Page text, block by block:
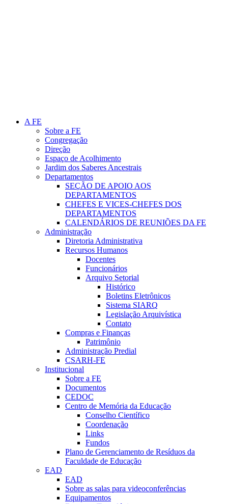
A FE
Sobre a FE
Congregação
Direção
Espaço de Acolhimento
Jardim dos Saberes Ancestrais
Departamentos
SEÇÃO DE APOIO AOS
DEPARTAMENTOS
CHEFES E VICES-CHEFES DOS
DEPARTAMENTOS
CALENDÁRIOS DE REUNIÕES DA FE
Administração
Diretoria Administrativa
Recursos Humanos
Docentes
Funcionários
Arquivo Setorial
Histórico
Boletins Eletrônicos
Sistema SIARQ
Legislação Arquivística
Contato
Compras e Finanças
Patrimônio
Administração Predial
CSARH-FE
Institucional
Sobre a FE
Documentos
CEDOC
Centro de Memória da Educação
Conselho Científico
Coordenação
Links
Fundos
Plano de Gerenciamento de Resíduos da
Faculdade de Educação
EAD
EAD
Sobre as salas para videoconferências
Equipamentos